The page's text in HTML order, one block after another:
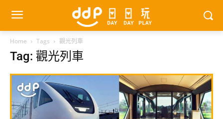
Home Tags 觀光列車
Tag: 觀光列車